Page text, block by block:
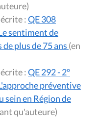
qu'auteure)
Question écrite :QE 308
sentiment de
plus de 75 ans (en
Question écrite :QE 292 - 2°
préventive
sein en Région de
(en tant qu'auteure)